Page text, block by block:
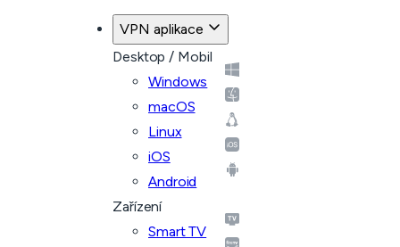
VPN aplikace
Desktop / Mobil
Windows
macOS
Linux
iOS
Android
Zařízení
Smart TV